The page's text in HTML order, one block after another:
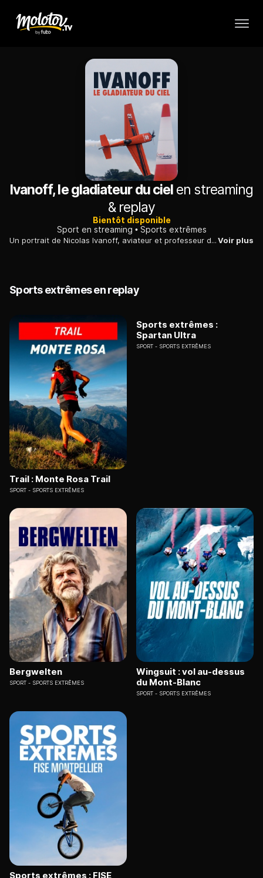
Ivanoff, le gladiateur du ciel en streaming
& replay
Bientôt disponible
Sport en streaming
Sports extrêmes
Un portrait de Nicolas Ivanoff, aviateur et professeur de pilotage, seul Français à participer à la Red Bull Air Race, discipline très spectaculaire dans l'esprit sports extrêmes.Voir plus
Sports extrêmes en replay
Trail : Monte Rosa Trail
SPORT SPORTS EXTRÊMES
Sports extrêmes :
Spartan Ultra
SPORT SPORTS EXTRÊMES
Bergwelten
SPORT SPORTS EXTRÊMES
Wingsuit : vol au-dessus
du Mont-Blanc
SPORT SPORTS EXTRÊMES
Sports extrêmes : FISE